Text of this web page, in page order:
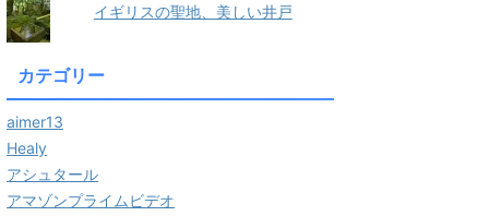
イギリスの聖地、美しい井戸
カテゴリー
aimer13
Healy
アシュタール
アマゾンプライムビデオ